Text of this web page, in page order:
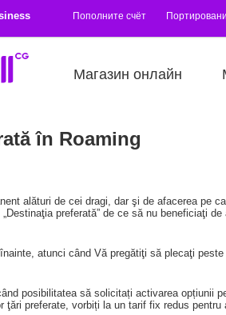
Пополните счёт
Магазин онлайн
în Roaming
alături de cei dragi, dar şi de afacerea pe
preferată” de ce să nu beneficiaţi
atunci când Vă pregătiţi să plecaţi
posibilitatea să solicitați activarea opțiunii
ţări preferate, vorbiți la un tarif fix redus